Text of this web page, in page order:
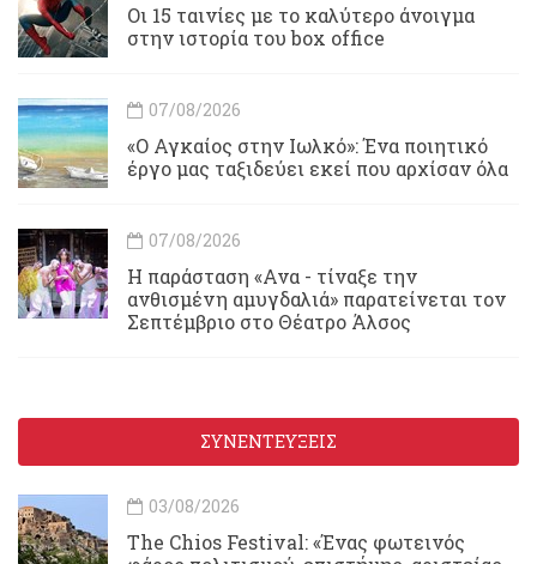
Οι 15 ταινίες με το καλύτερο άνοιγμα
στην ιστορία του box office
07/08/2026
«Ο Αγκαίος στην Ιωλκό»: Ένα ποιητικό
έργο μας ταξιδεύει εκεί που αρχίσαν όλα
07/08/2026
Η παράσταση «Ανα - τίναξε την
ανθισμένη αμυγδαλιά» παρατείνεται τον
Σεπτέμβριο στο Θέατρο Άλσος
ΣΥΝΕΝΤΕΥΞΕΙΣ
03/08/2026
Τhe Chios Festival: «Ένας φωτεινός